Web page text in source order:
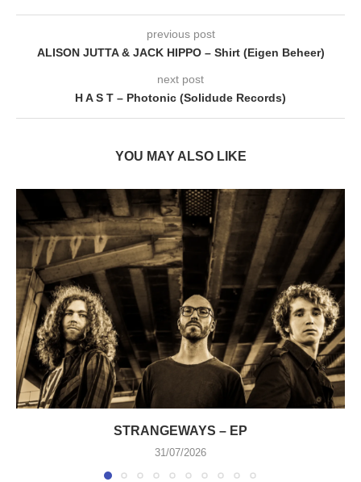
previous post
ALISON JUTTA & JACK HIPPO – Shirt (Eigen Beheer)
next post
H A S T – Photonic (Solidude Records)
YOU MAY ALSO LIKE
STRANGEWAYS – EP
31/07/2026